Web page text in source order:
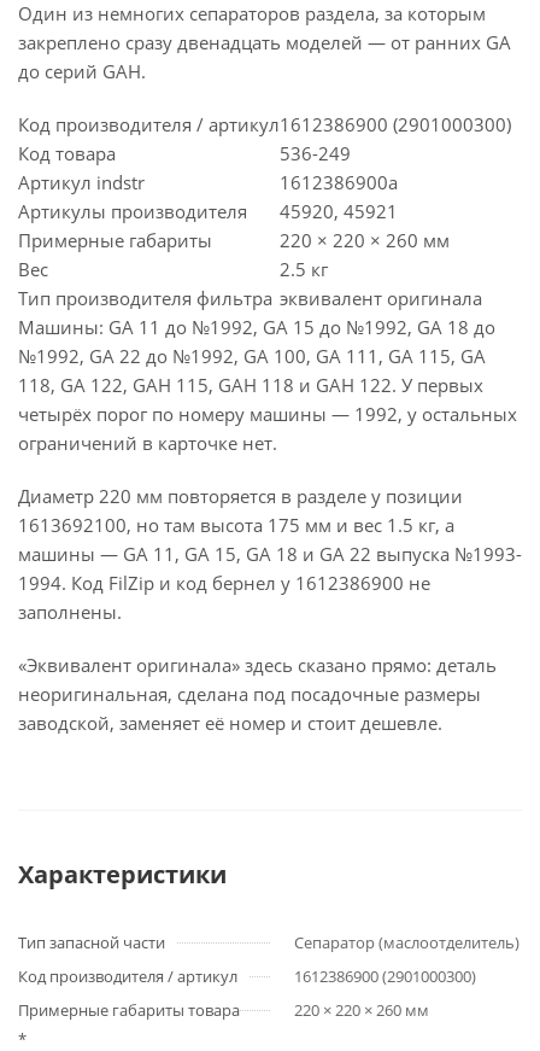
Один из немногих сепараторов раздела, за которым
закреплено сразу двенадцать моделей — от ранних GA
до серий GAH.
Код производителя / артикул1612386900 (2901000300)
Код товара
536-249
Артикул indstr
1612386900a
Артикулы производителя
45920, 45921
Примерные габариты
220 × 220 × 260 мм
Вес
2.5 кг
Тип производителя фильтра эквивалент оригинала
Машины: GA 11 до №1992, GA 15 до №1992, GA 18 до
№1992, GA 22 до №1992, GA 100, GA 111, GA 115, GA
118, GA 122, GAH 115, GAH 118 и GAH 122. У первых
четырёх порог по номеру машины — 1992, у остальных
ограничений в карточке нет.
Диаметр 220 мм повторяется в разделе у позиции
1613692100, но там высота 175 мм и вес 1.5 кг, а
машины — GA 11, GA 15, GA 18 и GA 22 выпуска №1993-
1994. Код FilZip и код бернел у 1612386900 не
заполнены.
«Эквивалент оригинала» здесь сказано прямо: деталь
неоригинальная, сделана под посадочные размеры
заводской, заменяет её номер и стоит дешевле.
Характеристики
Тип запасной части
Сепаратор (маслоотделитель)
Код производителя / артикул
1612386900 (2901000300)
Примерные габариты товара
*
220 × 220 × 260 мм